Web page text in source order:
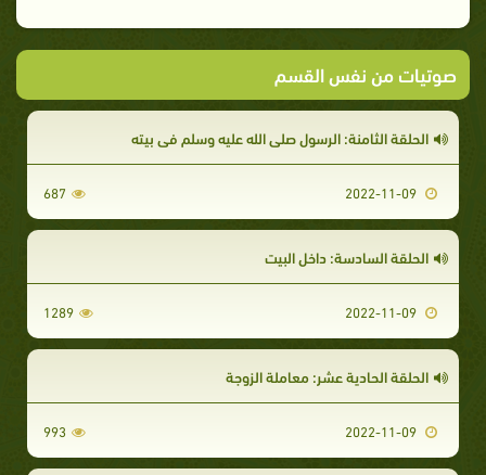
صوتيات من نفس القسم
الحلقة الثامنة: الرسول صلى الله عليه وسلم في بيته
687
الحلقة السادسة: داخل البيت
1289
الحلقة الحادية عشر: معاملة الزوجة
993